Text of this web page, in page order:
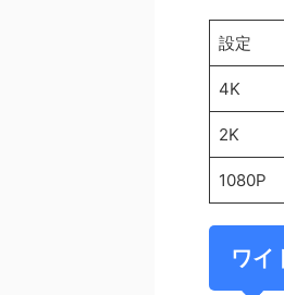
設定
4K
2K
1080P
ワイ